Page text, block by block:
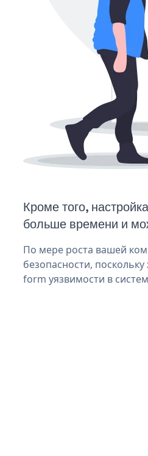
Кроме того,
больше времени и
По мере роста вашей
безопасности,
form уязвимости в